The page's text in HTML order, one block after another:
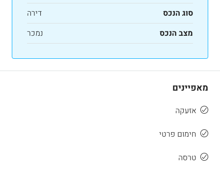
סוג הנכס
דירה
מצב הנכס
נמכר
מאפיינים
אזעקה
חימום פרטי
טרסה